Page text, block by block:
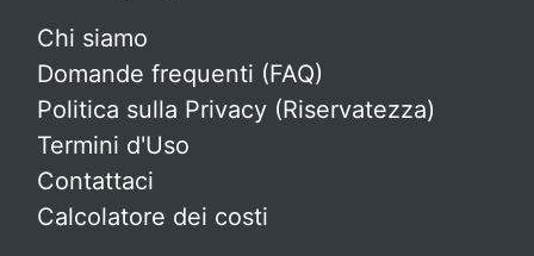
Chi siamo
Domande frequenti (FAQ)
Politica sulla Privacy (Riservatezza)
Termini d'Uso
Contattaci
Calcolatore dei costi